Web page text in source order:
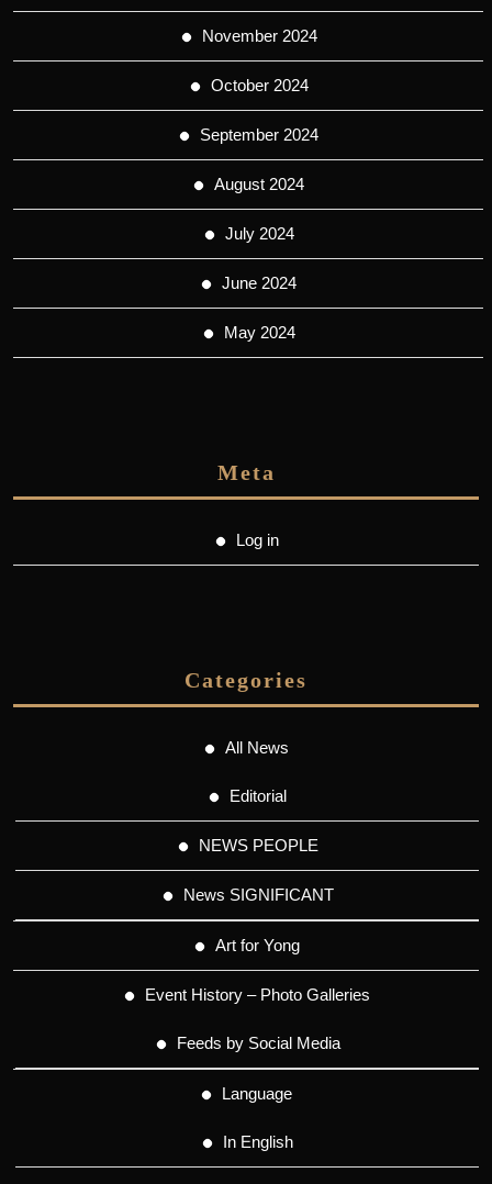
November 2024
October 2024
September 2024
August 2024
July 2024
June 2024
May 2024
Meta
Log in
Categories
All News
Editorial
NEWS PEOPLE
News SIGNIFICANT
Art for Yong
Event History – Photo Galleries
Feeds by Social Media
Language
In English